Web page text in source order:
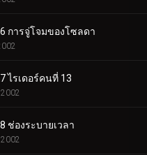
การจู่โจมของโซลดา
ไรเดอร์คนที่ 13
ช่องระบายเวลา